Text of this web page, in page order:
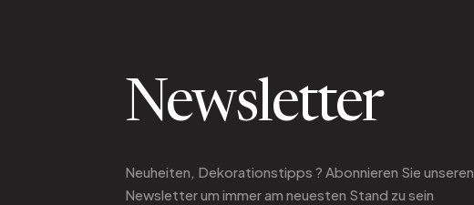
Newsletter
Neuheiten, Dekorationstipps ? Abonnieren Sie unseren
Newsletterum immer am neuesten Stand zu sein